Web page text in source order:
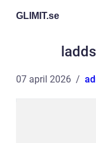
GLIMIT.se
07 april 2026